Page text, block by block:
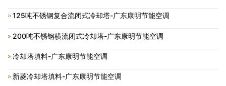
125吨不锈钢复合流闭式冷却塔-广东康明节能空调
200吨不锈钢横流闭式冷却塔-广东康明节能空调
冷却塔填料-广东康明节能空调
新菱冷却塔填料-广东康明节能空调